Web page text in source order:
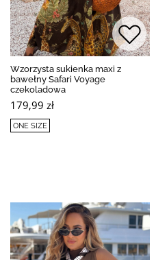
Wzorzysta sukienka maxi z
bawełny Safari Voyage
czekoladowa
179,99 zł
ONE SIZE